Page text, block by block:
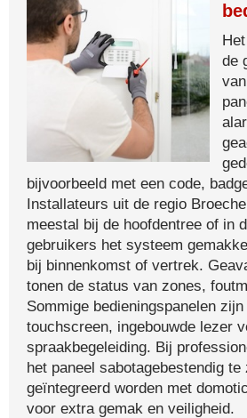
de
bijvoorbeeld met een code,
Installateurs uit de regio
meestal bij de hoofdentree of in
gebruikers het systeem
bij binnenkomst of vertrek.
tonen de status van zones,
Sommige bedieningspanelen
touchscreen, ingebouwde lezer
spraakbegeleiding. Bij
het paneel sabotagebestendig
geïntegreerd worden met
voor extra gemak en veiligheid.